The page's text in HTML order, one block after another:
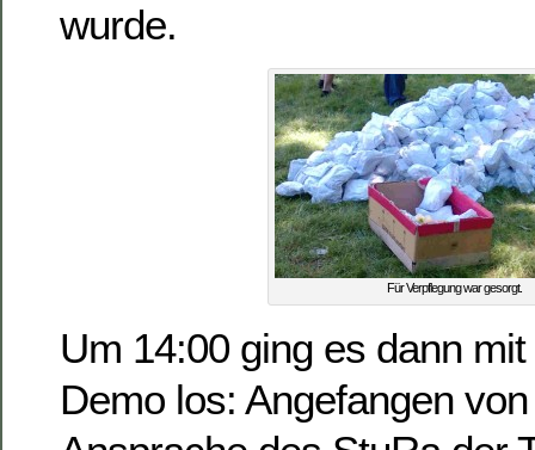
wurde.
Für Verpflegung war gesorgt.
Um 14:00 ging es dann
Demo los: Angefangen